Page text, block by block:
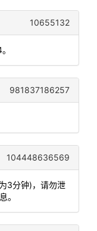
10655132
981837186257
104448636569
3分钟)，请勿泄
。